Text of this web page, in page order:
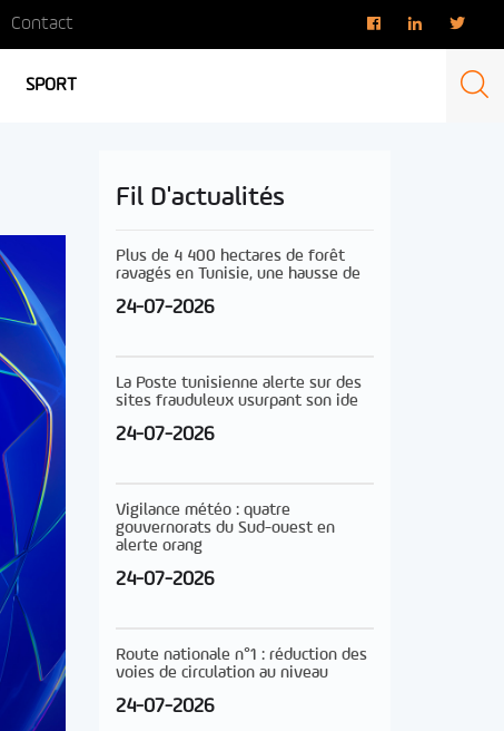
Contact
SPORT
Fil D'actualités
Plus de 4 400 hectares de forêt
ravagés en Tunisie, une hausse de
24-07-2026
La Poste tunisienne alerte sur des
sites frauduleux usurpant son ide
24-07-2026
Vigilance météo : quatre
gouvernorats du Sud-ouest en
alerte orang
24-07-2026
Route nationale n°1 : réduction des
voies de circulation au niveau
24-07-2026